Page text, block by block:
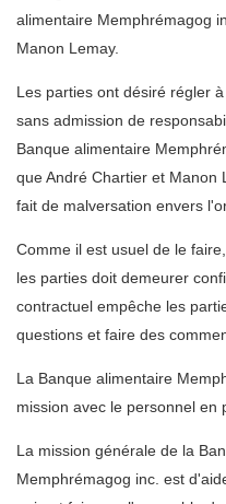
alimentaire Memphrémagog
Manon Lemay.
Les parties ont désiré régler
sans admission de
Banque alimentaire
que André Chartier et Manon
fait de malversation envers
Comme il est usuel de le
les parties doit demeurer
contractuel empêche les
questions et faire des
La Banque alimentaire
mission avec le personnel en
La mission générale de la
Memphrémagog inc. est